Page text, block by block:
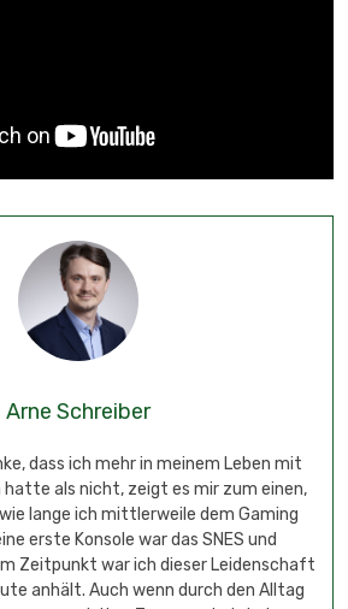
Arne Schreiber
dass ich mehr in meinem Leben mit
hatte als nicht, zeigt es mir zum einen,
lange ich mittlerweile dem Gaming
erste Konsole war das SNES und
Zeitpunkt war ich dieser Leidenschaft
anhält. Auch wenn durch den Alltag